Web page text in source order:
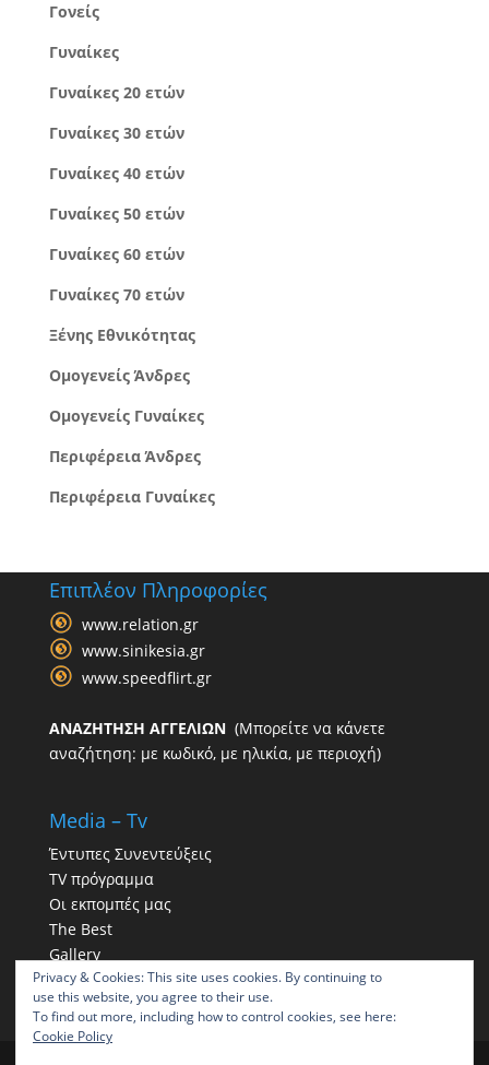
Γονείς
Γυναίκες
Γυναίκες 20 ετών
Γυναίκες 30 ετών
Γυναίκες 40 ετών
Γυναίκες 50 ετών
Γυναίκες 60 ετών
Γυναίκες 70 ετών
Ξένης Εθνικότητας
Ομογενείς Άνδρες
Ομογενείς Γυναίκες
Περιφέρεια Άνδρες
Περιφέρεια Γυναίκες
Επιπλέον Πληροφορίες
www.relation.gr
www.sinikesia.gr
www.speedflirt.gr
ΑΝΑΖΗΤΗΣΗ ΑΓΓΕΛΙΩΝ(Μπορείτε να κάνετε
αναζήτηση: με κωδικό, με ηλικία, με περιοχή)
Media – Tv
Έντυπες Συνεντεύξεις
TV πρόγραμμα
Οι εκπομπές μας
The Best
Gallery
Η παρουσία μας στα social
Privacy & Cookies: This site uses cookies. By continuing to
use this website, you agree to their use.
To find out more, including how to control cookies, see here:
Cookie Policy